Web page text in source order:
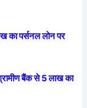
पर्सनल लोन पर
बैंक से 5 लाख का